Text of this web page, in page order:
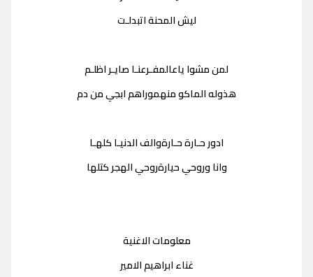
ليش المحنة اتبدلـت
لمن مشوا ياعالمفـرعنـا صايـر اظلـم
هذوله الماكو منهموراهم ابجي من دم
ادور حـارة حـارةوالف الدنيـا كلهـا
وانا وروحي حيارةروحي الهجر كتلها
معلومات الاغنية
غناء ابراهيم الامير